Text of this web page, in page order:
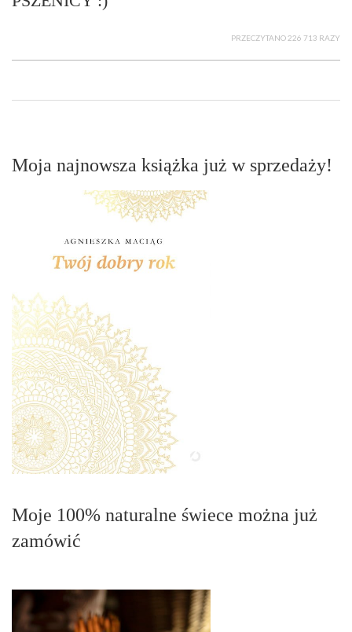
PRZECZYTANO 226 713 RAZY
Moja najnowsza książka już w sprzedaży!
Moje 100% naturalne świece można już
zamówić